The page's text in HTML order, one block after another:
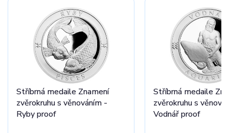
Stříbrná medaile Znamení
zvěrokruhu s věnováním -
Ryby proof
Stříbrná medaile
zvěrokruhu s
Vodnář proof